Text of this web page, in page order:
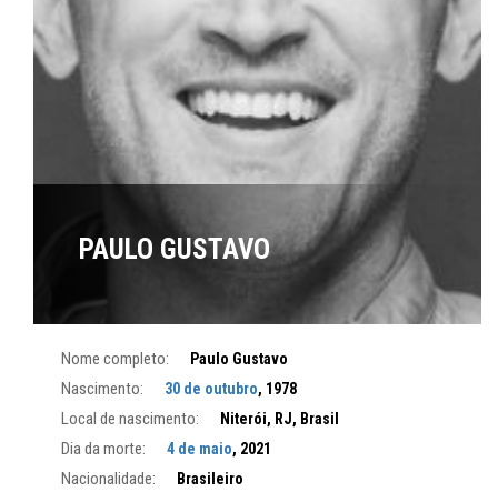
PAULO GUSTAVO
Nome completo: Paulo Gustavo
Nascimento: 30 de outubro, 1978
Local de nascimento: Niterói, RJ, Brasil
Dia da morte: 4 de maio, 2021
Nacionalidade: Brasileiro